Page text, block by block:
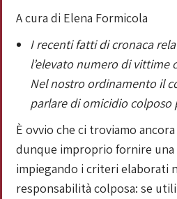
A cura di Elena Formicola
I recenti fatti di cronaca
l’elevato numero di vittime
Nel nostro ordinamento il
parlare di omicidio
È ovvio che ci troviamo
dunque improprio fornire una
impiegando i criteri elaborati
responsabilità colposa: se